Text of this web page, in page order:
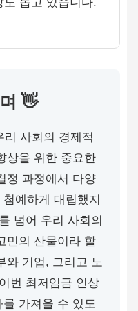
👋
리 사회의 경제적
상을 위한 중요한
정 과정에서 다양
예하게 대립했지
넘어 우리 사회의
민의 산물이라 할
와 기업, 그리고 노
번 최저임금 인상
가져올 수 있도